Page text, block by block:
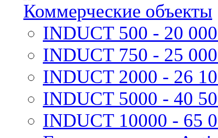
Коммерческие объекты
INDUCT 500 - 20
INDUCT 750 - 25
INDUCT 2000 - 26
INDUCT 5000 - 40
INDUCT 10000 - 65